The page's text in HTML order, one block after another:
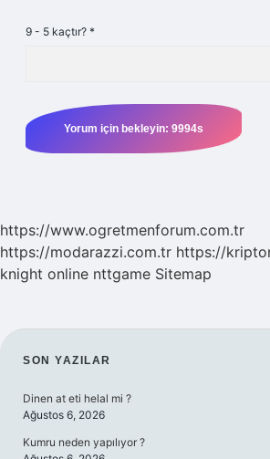
9 - 5 kaçtır? *
https://www.ogretmenforum.com.tr
https://modarazzi.com.tr https://
knight online nttgame Sitemap
SIDEBAR
SON YAZILAR
Dinen at eti helal mi ?
Ağustos 6, 2026
Kumru neden yapılıyor ?